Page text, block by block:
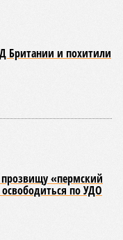
Британии и похитили
«пермский
по УДО